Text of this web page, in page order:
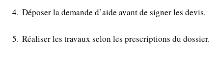
Déposer la demande d’aide avant de signer les devis.
Réaliser les travaux selon les prescriptions du dossier.